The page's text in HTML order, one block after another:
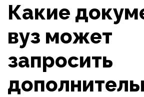
Какие
вуз может
запросить